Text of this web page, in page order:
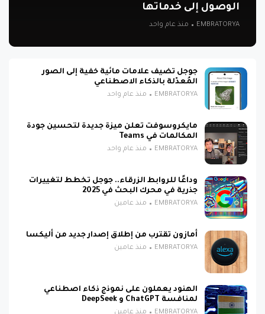
الوصول إلى خدماتها
EMBRATORYA منذ عام واحد
جوجل تضيف علامات مائية خفية إلى الصور
المُعدّلة بالذكاء الاصطناعي
EMBRATORYA منذ عام واحد
مايكروسوفت تعلن ميزة جديدة لتحسين جودة
المكالمات في Teams
EMBRATORYA منذ عام واحد
وداعًا للروابط الزرقاء.. جوجل تخطط لتغييرات
جذرية في محرك البحث في 2025
EMBRATORYA منذ عامين
أمازون تقترب من إطلاق إصدار جديد من أليكسا
EMBRATORYA منذ عامين
الهنود يعملون على نموذج ذكاء اصطناعي
لمنافسة ChatGPT و DeepSeek
EMBRATORYA منذ عامين